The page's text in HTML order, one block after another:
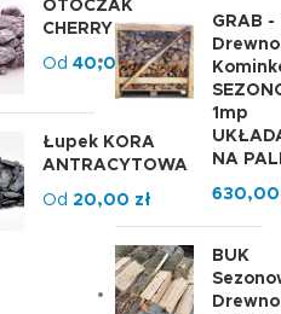
OTOCZAK
CHERRY
Od40,00zł
Łupek KORA
ANTRACYTOWA
Od 20,00 zł
GRAB -
Drewno
1mp
NA
BUK
Drewno